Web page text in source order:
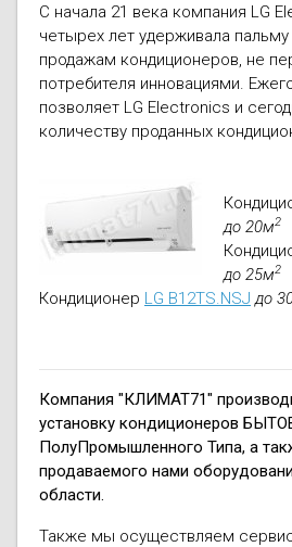
С начала 21 века компания LG
четырех лет удерживала
продажам кондиционеров, не
потребителя инновациями.
позволяет LG Electronics и
количеству проданных
до 20м2
до 25м2
Кондиционер LG B12TS.NSJ до
Компания "КЛИМАТ71"
установку кондиционеров
ПолуПромышленного Типа, а
продаваемого нами
области.
Также мы осуществляем